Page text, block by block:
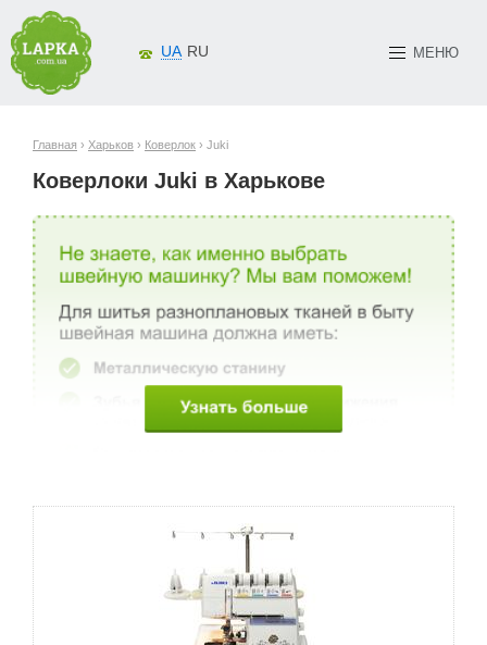
МЕНЮ
UA RU
Главная › Харьков › Коверлок › Juki
Коверлоки Juki в Харькове